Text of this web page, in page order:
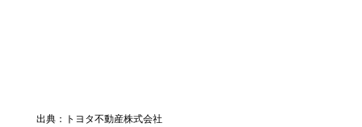
出典：トヨタ不動産株式会社